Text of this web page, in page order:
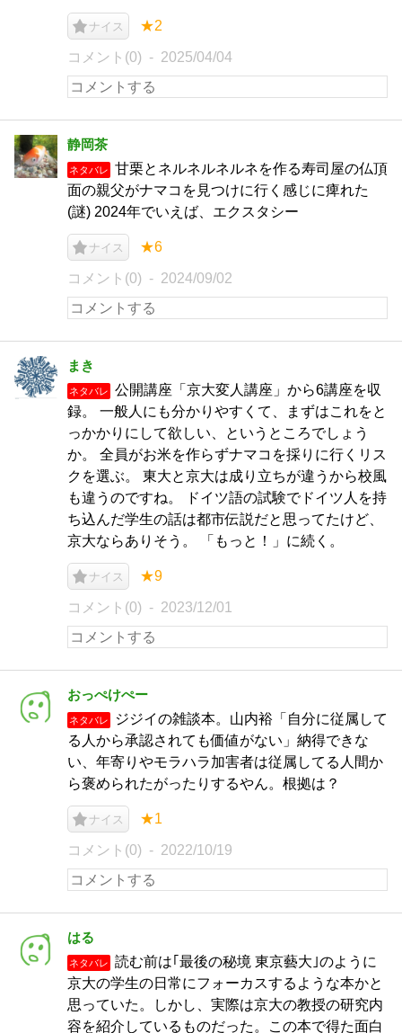
ナイス ★2
コメント(0) 2025/04/04
静岡茶
ネタバレ
甘栗とネルネルネルネを作る寿司屋の仏頂
面の親父がナマコを見つけに行く感じに痺れた
(謎) 2024年でいえば、エクスタシー
ナイス ★6
コメント(0) 2024/09/02
まき
ネタバレ
公開講座「京大変人講座」から6講座を収
録。 一般人にも分かりやすくて、まずはこれをと
っかかりにして欲しい、というところでしょう
か。 全員がお米を作らずナマコを採りに行くリス
クを選ぶ。 東大と京大は成り立ちが違うから校風
も違うのですね。 ドイツ語の試験でドイツ人を持
ち込んだ学生の話は都市伝説だと思ってたけど、
京大ならありそう。 「もっと！」に続く。
ナイス ★9
コメント(0) 2023/12/01
おっぺけぺー
ネタバレ
ジジイの雑談本。山内裕「自分に従属して
る人から承認されても価値がない」納得できな
い、年寄りやモラハラ加害者は従属してる人間か
ら褒められたがったりするやん。根拠は？
ナイス ★1
コメント(0) 2022/10/19
はる
ネタバレ
読む前は｢最後の秘境 東京藝大｣のように
京大の学生の日常にフォーカスするような本かと
思っていた。しかし、実際は京大の教授の研究内
容を紹介しているものだった。この本で得た面白